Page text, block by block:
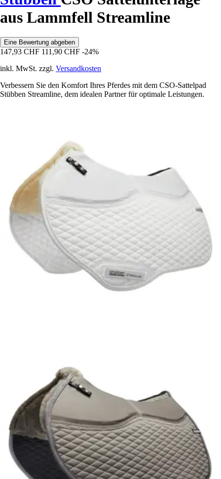
aus Lammfell Streamline
Eine Bewertung abgeben
147,93 CHF 111,90 CHF -24%
inkl. MwSt. zzgl. Versandkosten
Verbessern Sie den Komfort Ihres Pferdes mit dem CSO-Sattelpad
Stübben Streamline, dem idealen Partner für optimale Leistungen.